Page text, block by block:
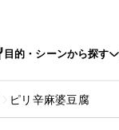
目的・シーンから探す
ピリ辛麻婆豆腐